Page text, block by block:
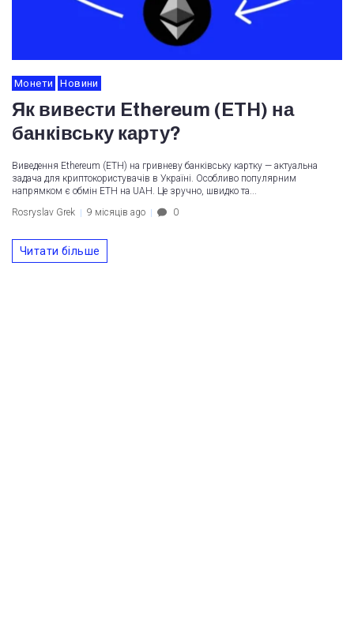
Монети Новини
Як вивести Ethereum (ETH) на
банківську карту?
Виведення Ethereum (ETH) на гривневу банківську картку — актуальна
задача для криптокористувачів в Україні. Особливо популярним
напрямком є обмін ETH на UAH. Це зручно, швидко та...
Rosryslav Grek
9 місяців ago 0
Читати більше